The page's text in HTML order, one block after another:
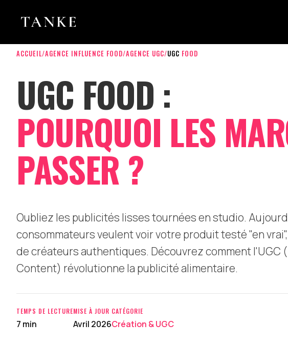
ACCUEIL/AGENCE INFLUENCE FOOD/AGENCE UGC/UGC FOOD
UGC FOOD :
POURQUOI LES
PASSER ?
Oubliez les publicités lisses tournées en studio.
consommateurs veulent voir votre produit testé "en
de créateurs authentiques. Découvrez comment l'UGC
Content) révolutionne la publicité alimentaire.
TEMPS DE LECTURE
7 min
MISE À JOUR
Avril 2026
CATÉGORIE
Création & UGC